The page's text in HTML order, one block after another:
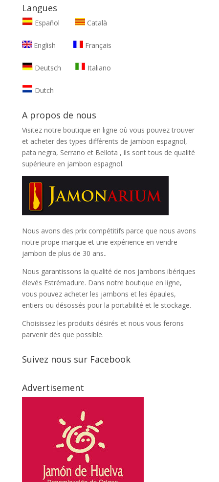
Langues
Español Català
English Français
Deutsch Italiano
Dutch
A propos de nous
Visitez notre boutique en ligne où vous pouvez trouver
et acheter des types différents de jambon espagnol,
pata negra, Serrano et Bellota , ils sont tous de qualité
supérieure en jambon espagnol.
Nous avons des prix compétitifs parce que nous avons
notre prope marque et une expérience en vendre
jambon de plus de 30 ans..
Nous garantissons la qualité de nos jambons ibériques
élevés Estrémadure. Dans notre boutique en ligne,
vous pouvez acheter les jambons et les épaules,
entiers ou désossés pour la portabilité et le stockage.
Choisissez les produits désirés et nous vous ferons
parvenir dès que possible.
Suivez nous sur Facebook
Advertisement